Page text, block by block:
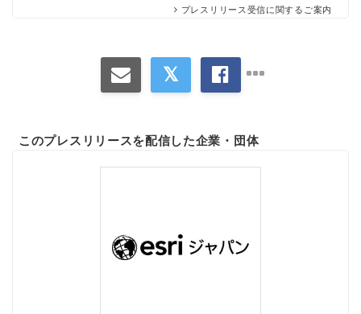
プレスリリース受信に関するご案内
このプレスリリースを配信した企業・団体